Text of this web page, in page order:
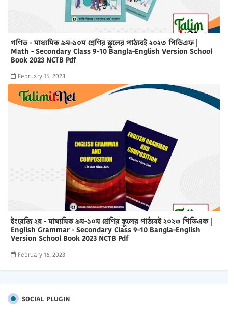
গণিত - মাধ্যমিক ৯ম-১০ম শ্রেণির স্কুলের পাঠ্যবই ২০২৩ পিডিএফ |
Math - Secondary Class 9-10 Bangla-English Version School
Book 2023 NCTB Pdf
February 16, 2023
ইংরেজি ২য় - মাধ্যমিক ৯ম-১০ম শ্রেণির স্কুলের পাঠ্যবই ২০২৩ পিডিএফ |
English Grammar - Secondary Class 9-10 Bangla-English
Version School Book 2023 NCTB Pdf
February 16, 2023
SOCIAL PLUGIN